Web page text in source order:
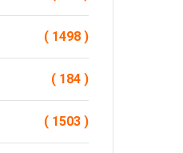
( 1498 )
( 184 )
( 1503 )